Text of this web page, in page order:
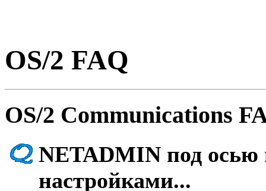
OS/2 FAQ
OS/2 Communications
NETADMIN под осью
настройками...